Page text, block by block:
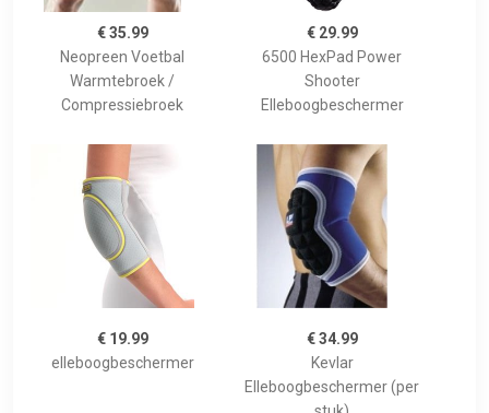
€ 35.99
Neopreen Voetbal
Warmtebroek /
Compressiebroek
€ 29.99
6500 HexPad Power
Shooter
Elleboogbeschermer
€ 19.99
elleboogbeschermer
€ 34.99
Kevlar
Elleboogbeschermer (per